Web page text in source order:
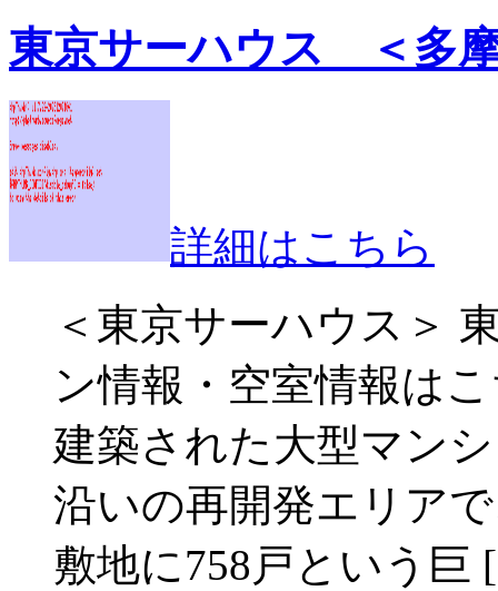
東京サーハウス ＜多
詳細はこちら
＜東京サーハウス＞
ン情報・空室情報は
建築された大型マン
沿いの再開発エリア
敷地に758戸という